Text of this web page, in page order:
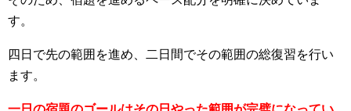
す。
四日で先の範囲を進め、二日間でその範囲の総復習を行い
ます。